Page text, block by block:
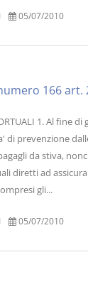
05/07/2010
166 art.
1. Al fine
di prevenzione
da stiva,
diretti ad
gli...
05/07/2010